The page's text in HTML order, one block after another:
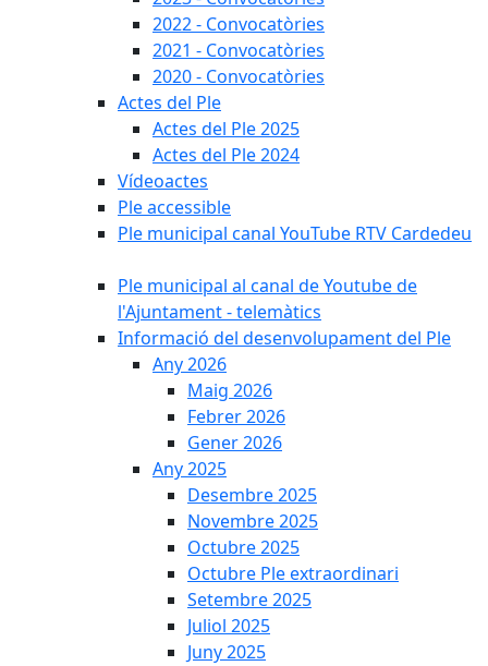
2022 - Convocatòries
2021 - Convocatòries
2020 - Convocatòries
Actes del Ple
Actes del Ple 2025
Actes del Ple 2024
Vídeoactes
Ple accessible
Ple municipal canal YouTube RTV Cardedeu
Ple municipal al canal de Youtube de
l'Ajuntament - telemàtics
Informació del desenvolupament del Ple
Any 2026
Maig 2026
Febrer 2026
Gener 2026
Any 2025
Desembre 2025
Novembre 2025
Octubre 2025
Octubre Ple extraordinari
Setembre 2025
Juliol 2025
Juny 2025